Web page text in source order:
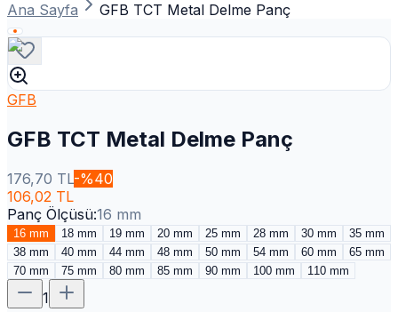
Ana Sayfa GFB TCT Metal Delme Panç
GFB
GFB TCT Metal Delme Panç
176,70 TL-%40
106,02 TL
Panç Ölçüsü:16 mm
16 mm 18 mm 19 mm 20 mm 25 mm 28 mm 30 mm
35 mm
38 mm
40 mm 44 mm 48 mm 50 mm 54 mm 60 mm
65 mm
70 mm
75 mm 80 mm 85 mm 90 mm 100 mm 110 mm
1